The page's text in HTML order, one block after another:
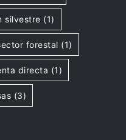
silvestre (1)
forestal (1)
directa (1)
(3)